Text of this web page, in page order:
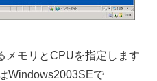
メモリとCPUを指定します
Windows2003SEで